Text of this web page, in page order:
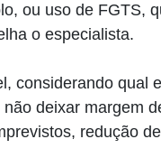
ou uso de FGTS,
o especialista.
considerando qual
deixar margem
redução